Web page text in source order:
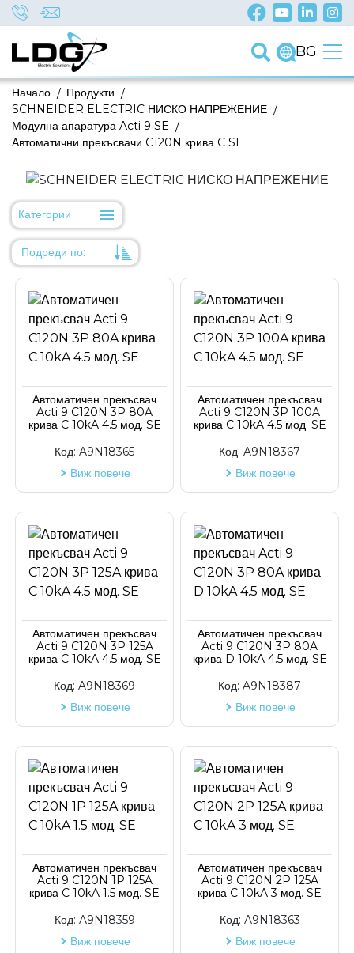
BG
/
Начало /
Продукти
/
SCHNEIDER ELECTRIC НИСКО НАПРЕЖЕНИЕ
/
Модулна апаратура Acti 9 SE
Автоматични прекъсвачи C120N крива C SE
Категории
Подреди по:
Име
Код на артикул
Автоматичен прекъсвач
Acti 9 C120N 3P 80A
крива C 10kA 4.5 мод. SE
Код: A9N18365
Виж повече
Автоматичен прекъсвач
Acti 9 C120N 3P 100A
крива C 10kA 4.5 мод. SE
Код: A9N18367
Виж повече
Автоматичен прекъсвач
Acti 9 C120N 3P 125A
крива C 10kA 4.5 мод. SE
Код: A9N18369
Виж повече
Автоматичен прекъсвач
Acti 9 C120N 3P 80A
крива D 10kA 4.5 мод. SE
Код: A9N18387
Виж повече
Автоматичен прекъсвач
Acti 9 C120N 1P 125A
крива C 10kA 1.5 мод. SE
Код: A9N18359
Виж повече
Автоматичен прекъсвач
Acti 9 C120N 2P 125A
крива C 10kA 3 мод. SE
Код: A9N18363
Виж повече